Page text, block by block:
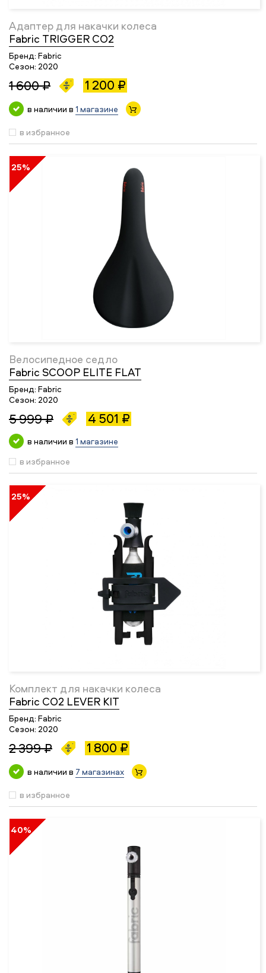
Адаптер для накачки колеса
Fabric TRIGGER CO2
Бренд: Fabric
Сезон: 2020
1 600 ₽ 1 200 ₽
в наличии в 1 магазине
в избранное
25%
Велосипедное седло
Fabric SCOOP ELITE FLAT
Бренд: Fabric
Сезон: 2020
5 999 ₽ 4 501 ₽
в наличии в 1 магазине
в избранное
25%
Комплект для накачки колеса
Fabric CO2 LEVER KIT
Бренд: Fabric
Сезон: 2020
2 399 ₽ 1 800 ₽
в наличии в 7 магазинах
в избранное
40%